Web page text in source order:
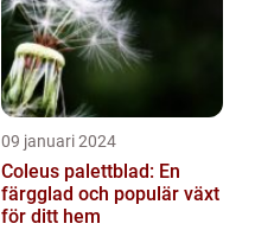
09 januari 2024
Coleus palettblad: En
färgglad och populär växt
för ditt hem